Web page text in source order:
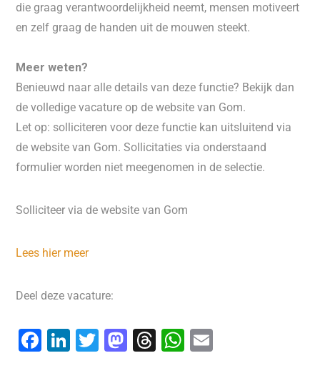
die graag verantwoordelijkheid neemt, mensen motiveert
en zelf graag de handen uit de mouwen steekt.
Meer weten?
Benieuwd naar alle details van deze functie? Bekijk dan
de volledige vacature op de website van Gom.
Let op: solliciteren voor deze functie kan uitsluitend via
de website van Gom. Sollicitaties via onderstaand
formulier worden niet meegenomen in de selectie.
Solliciteer via de website van Gom
Lees hier meer
Deel deze vacature:
F
Li T
M T
W